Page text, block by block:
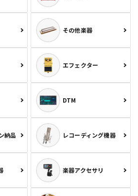
その他楽器
エフェクター
DTM
納品 レコーディング機器
楽器アクセサリ